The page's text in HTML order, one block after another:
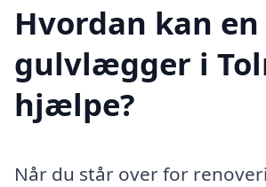
Hvordan kan en
gulvlægger i
hjælpe?
Når du står over for